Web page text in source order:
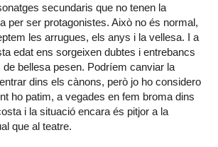
secundaris que no tenen la
per ser protagonistes. Això no és normal,
les arrugues, els anys i la vellesa. I a
edat ens sorgeixen dubtes i entrebancs
de bellesa pesen. Podríem canviar la
dins els cànons, però jo ho considero
ho patim, a vegades en fem broma dins
i la situació encara és pitjor a la
que al teatre.